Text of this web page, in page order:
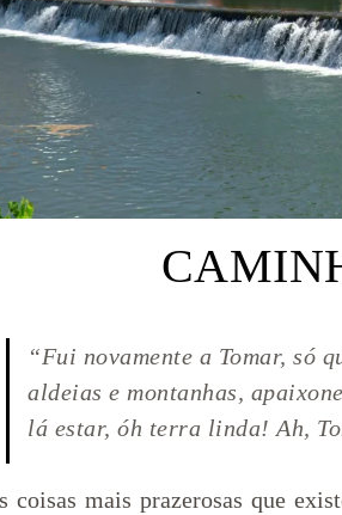
“Fui novamente a Tomar, só
aldeias e montanhas,
lá estar, óh terra linda! Ah,
coisas mais prazerosas que